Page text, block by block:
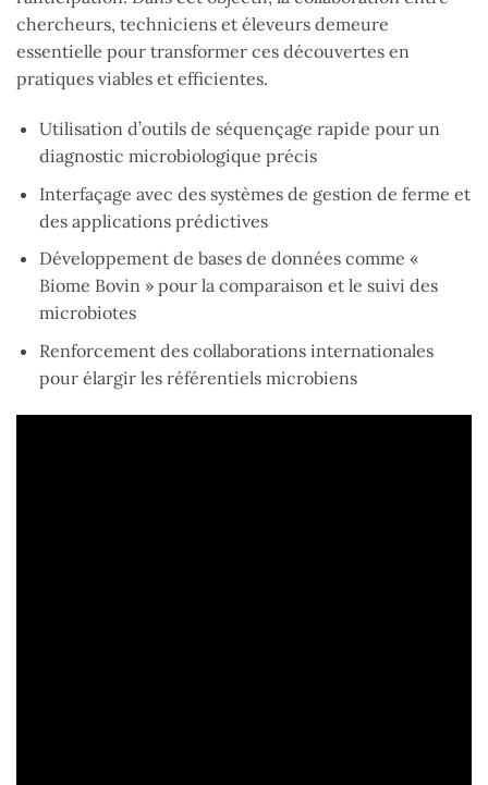
chercheurs, techniciens et éleveurs demeure
essentielle pour transformer ces découvertes en
pratiques viables et efficientes.
Utilisation d’outils de séquençage rapide pour un
diagnostic microbiologique précis
Interfaçage avec des systèmes de gestion de ferme et
des applications prédictives
Développement de bases de données comme «
Biome Bovin » pour la comparaison et le suivi des
microbiotes
Renforcement des collaborations internationales
pour élargir les référentiels microbiens